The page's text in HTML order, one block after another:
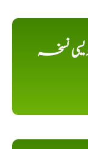
نسخہ